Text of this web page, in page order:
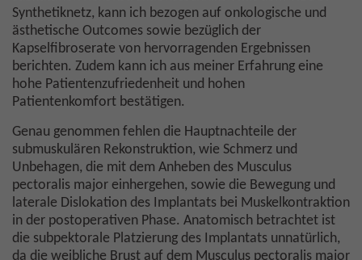
Synthetiknetz, kann ich bezogen auf onkologische und
ästhetische Outcomes sowie bezüglich der
Kapselfibroserate von hervorragenden Ergebnissen
berichten. Zudem kann ich aus meiner Erfahrung eine
hohe Patientenzufriedenheit und hohen
Patientenkomfort bestätigen.
Genau genommen fehlen die Hauptnachteile der
submuskulären Rekonstruktion, wie Schmerz und
Unbehagen, die mit dem Anheben des Musculus
pectoralis major einhergehen, sowie die Bewegung und
laterale Dislokation des Implantats bei Muskelkontraktion
in der postoperativen Phase. Anatomisch betrachtet ist
die subpektorale Platzierung des Implantats unnatürlich,
da die weibliche Brust auf dem Musculus pectoralis major